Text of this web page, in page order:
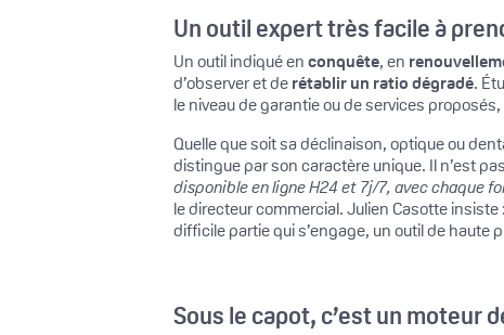
Un outil expert très facile à
Un outil indiqué enconquête, en
d’observer et derétablir un ratio dégradé.
le niveau de garantie ou de services
Quelle que soit sa déclinaison, optique ou
distingue par son caractère unique. Il n’est
disponible en ligne H24 et 7j/7, avec chaque
le directeur commercial. Julien Casotte insiste
difficile partie qui s’engage, un outil de haute
Sous le capot, c’est un moteur